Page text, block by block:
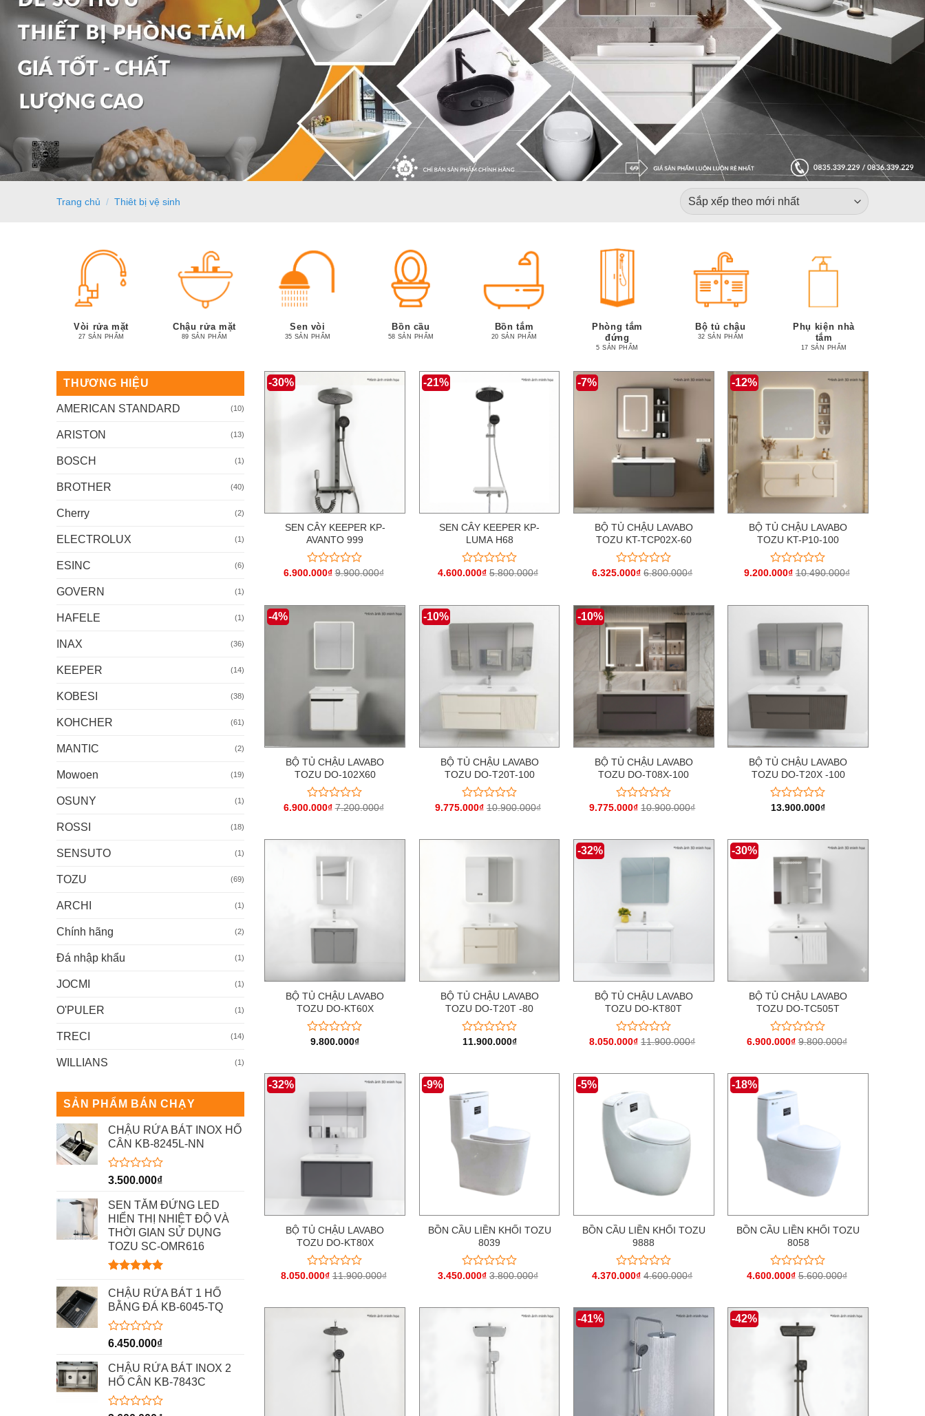
Trang chủ / Thiêt bị vệ sinh
Vòi rửa mặt
27 SẢN PHẨM
Chậu rửa mặt
89 SẢN PHẨM
Sen vòi
35 SẢN PHẨM
Bồn cầu
58 SẢN PHẨM
Bồn tắm
20 SẢN PHẨM
Phòng tắm
đứng
5 SẢN PHẨM
Bộ tủ chậu
32 SẢN PHẨM
Phụ kiện nhà
tắm
17 SẢN PHẨM
THƯƠNG HIỆU
AMERICAN STANDARD (10)
ARISTON (13)
BOSCH (1)
BROTHER (40)
Cherry (2)
ELECTROLUX (1)
ESINC (6)
GOVERN (1)
HAFELE (1)
INAX (36)
KEEPER (14)
KOBESI (38)
KOHCHER (61)
MANTIC (2)
Mowoen (19)
OSUNY (1)
ROSSI (18)
SENSUTO (1)
TOZU (69)
ARCHI (1)
Chính hãng (2)
Đá nhập khẩu (1)
JOCMI (1)
O'PULER (1)
TRECI (14)
WILLIANS (1)
SẢN PHẨM BÁN CHẠY
CHẬU RỬA BÁT INOX HỐ
CÂN KB-8245L-NN
Được
hạng
0
5
sao
3.500.000₫
SEN TẮM ĐỨNG LED
HIỂN THỊ NHIỆT ĐỘ VÀ
THỜI GIAN SỬ DỤNG
TOZU SC-OMR616
hạng 5.00
5 sao
CHẬU RỬA BÁT 1 HỐ
BẰNG ĐÁ KB-6045-TQ
Được
hạng
0
5
sao
6.450.000₫
CHẬU RỬA BÁT INOX 2
HỐ CÂN KB-7843C
-30%
SEN CÂY KEEPER KP-
AVANTO 999
Được
0
sao
6.900.000₫ 9.900.000₫
-21%
SEN CÂY KEEPER KP-
LUMA H68
Được
0
4.600.000₫ 5.800.000₫
-7%
BỘ TỦ CHẬU LAVABO
TOZU KT-TCP02X-60
Được
0
5
sao
6.325.000₫ 6.800.000₫
-12%
BỘ TỦ CHẬU LAVABO
TOZU KT-P10-100
Được
0
9.200.000₫ 10.490.000₫
-4%
BỘ TỦ CHẬU LAVABO
TOZU DO-102X60
Được
0
sao
6.900.000₫ 7.200.000₫
-10%
BỘ TỦ CHẬU LAVABO
TOZU DO-T20T-100
Được
0
9.775.000₫ 10.900.000₫
-10%
BỘ TỦ CHẬU LAVABO
TOZU DO-T08X-100
Được
0
sao
9.775.000₫ 10.900.000₫
BỘ TỦ CHẬU LAVABO
TOZU DO-T20X -100
Được
0
sao
13.900.000₫
BỘ TỦ CHẬU LAVABO
TOZU DO-KT60X
Được
0
9.800.000₫
BỘ TỦ CHẬU LAVABO
TOZU DO-T20T -80
Được
0
sao
11.900.000₫
-32%
BỘ TỦ CHẬU LAVABO
TOZU DO-KT80T
Được
0
sao
8.050.000₫ 11.900.000₫
-30%
BỘ TỦ CHẬU LAVABO
TOZU DO-TC505T
Được
0
sao
6.900.000₫ 9.800.000₫
-32%
BỘ TỦ CHẬU LAVABO
TOZU DO-KT80X
Được
0
8.050.000₫ 11.900.000₫
-9%
BỒN CẦU LIỀN KHỐI TOZU
8039
Được
0
sao
3.450.000₫ 3.800.000₫
-5%
BỒN CẦU LIỀN KHỐI TOZU
9888
Được
0
4.370.000₫ 4.600.000₫
-18%
BỒN CẦU LIỀN KHỐI TOZU
8058
Được
0
sao
4.600.000₫ 5.600.000₫
-41% -42%